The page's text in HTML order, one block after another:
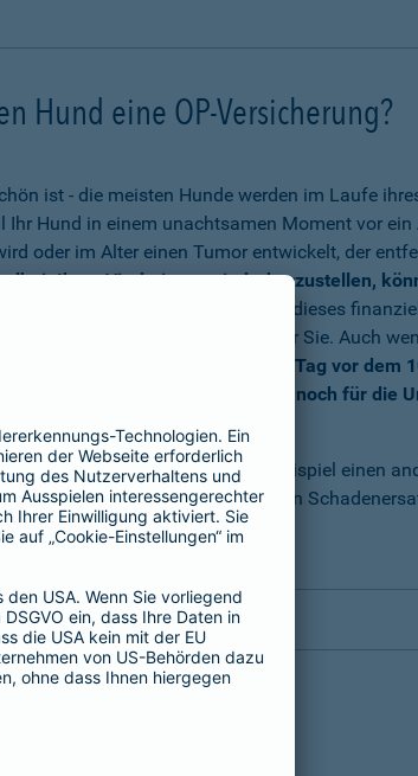
Hund eine OP-Versicherung?
ist - die meisten Hunde werden im Laufe
Ihr Hund in einem unachtsamen Moment vor
oder im Alter einen Tumor entwickelt, der
Ihres Vierbeiners wiederherzustellen,
belaufen
. Wenn Sie sich gegen dieses
genau richtig für Sie. Auch
können Sie Ihren Hund bis einen Tag vor dem
hinaus können Sie sich aber noch für die
Schaden verursacht, zum Beispiel einen
der Barmenia bestens gegen